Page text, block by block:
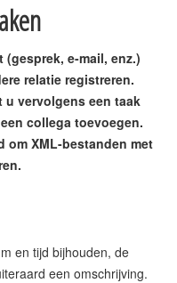
e-mail, enz.)
relatie registreren.
vervolgens een taak
collega toevoegen.
om XML-bestanden met
en tijd bijhouden, de
een omschrijving.